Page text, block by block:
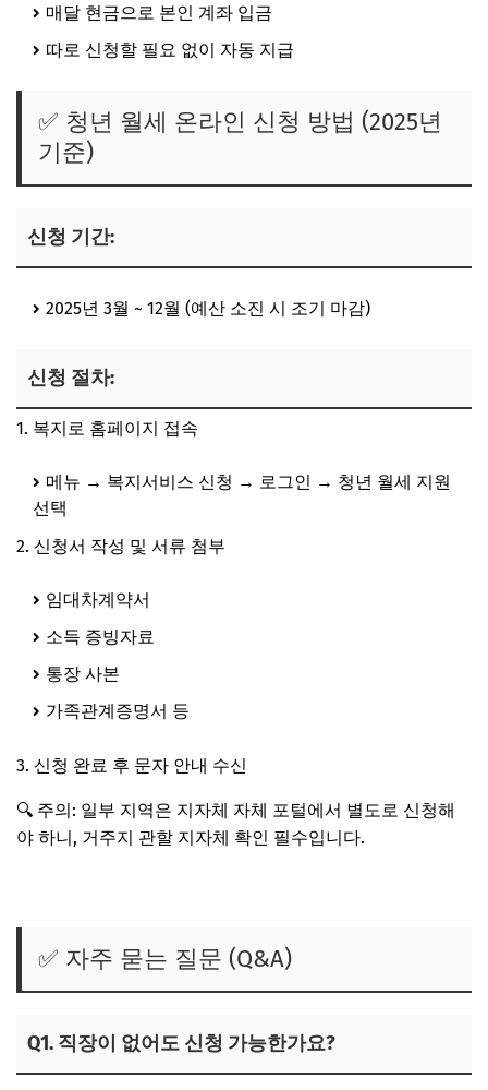
매달 현금으로 본인 계좌 입금
따로 신청할 필요 없이 자동 지급
✅ 청년 월세 온라인 신청 방법 (2025년
기준)
신청 기간:
2025년 3월 ~ 12월 (예산 소진 시 조기 마감)
신청 절차:
1. 복지로 홈페이지 접속
메뉴 → 복지서비스 신청 → 로그인 → 청년 월세 지원
선택
2. 신청서 작성 및 서류 첨부
임대차계약서
소득 증빙자료
통장 사본
가족관계증명서 등
3. 신청 완료 후 문자 안내 수신
🔍 주의: 일부 지역은 지자체 자체 포털에서 별도로 신청해
야 하니, 거주지 관할 지자체 확인 필수입니다.
✅ 자주 묻는 질문 (Q&A)
Q1. 직장이 없어도 신청 가능한가요?